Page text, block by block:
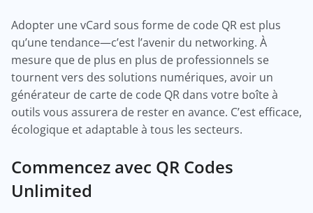
Adopter une vCard sous forme de code QR est plus
qu’une tendance—c’est l’avenir du networking. À
mesure que de plus en plus de professionnels se
tournent vers des solutions numériques, avoir un
générateur de carte de code QR dans votre boîte à
outils vous assurera de rester en avance. C’est efficace,
écologique et adaptable à tous les secteurs.
Commencez avec QR Codes
Unlimited